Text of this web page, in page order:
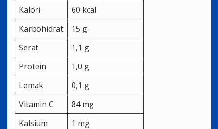
Kalori
60 kcal
Karbohidrat
15 g
Serat
1,1 g
Protein
1,0 g
Lemak
0,1 g
Vitamin C
84 mg
Kalsium
1 mg